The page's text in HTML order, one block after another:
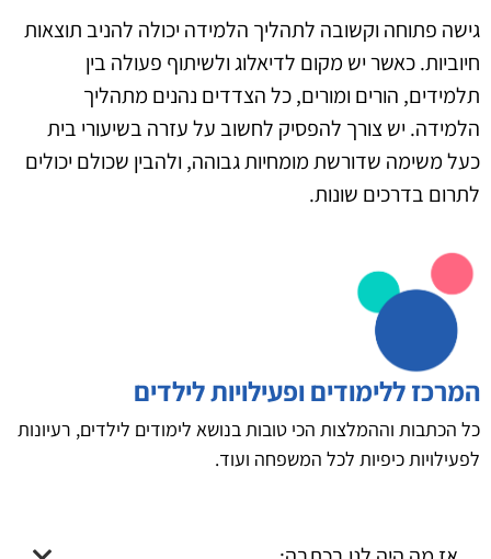
גישה פתוחה וקשובה לתהליך הלמידה יכולה להניב תוצאות
חיוביות. כאשר יש מקום לדיאלוג ולשיתוף פעולה בין
תלמידים, הורים ומורים, כל הצדדים נהנים מתהליך
הלמידה. יש צורך להפסיק לחשוב על עזרה בשיעורי בית
כעל משימה שדורשת מומחיות גבוהה, ולהבין שכולם יכולים
לתרום בדרכים שונות.
המרכז ללימודים ופעילויות לילדים
כל הכתבות וההמלצות הכי טובות בנושא לימודים לילדים, רעיונות
לפעילויות כיפיות לכל המשפחה ועוד.